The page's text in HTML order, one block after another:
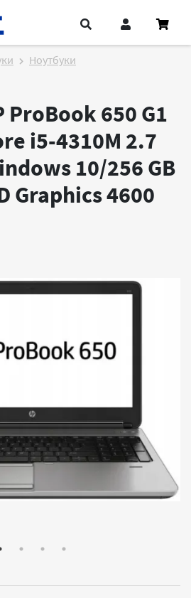
Ноутбуки
ProBook 650 G1
i5-4310M 2.7
10/256 GB
Graphics 4600